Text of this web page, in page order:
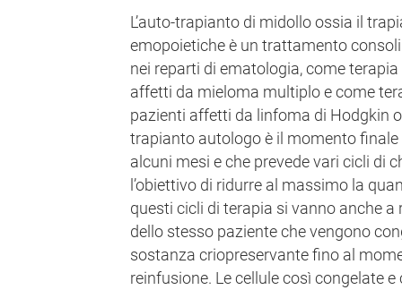
L’auto-trapianto di midollo ossia il
emopoietiche è un trattamento
nei reparti di ematologia, come
affetti da mieloma multiplo e come
pazienti affetti da linfoma di Hodgkin
trapianto autologo è il momento
alcuni mesi e che prevede vari cicli di
l’obiettivo di ridurre al massimo la
questi cicli di terapia si vanno anche
dello stesso paziente che vengono
sostanza criopreservante fino al
reinfusione. Le cellule così congelate